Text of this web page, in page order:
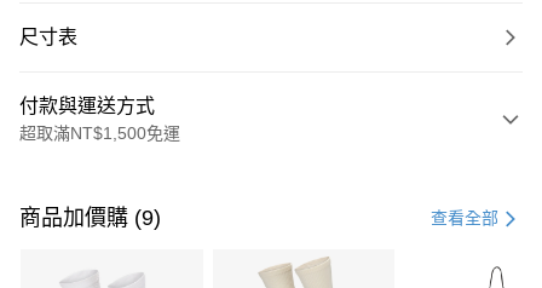
尺寸表
付款與運送方式
超取滿NT$1,500免運
信用卡一次付款
商品加價購 (9) 查看全部